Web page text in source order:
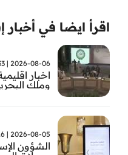
اقرأ ايضا في أخبار
2026-08-06 | 12:33
اخبار
وملك
2026-08-05 | 12:16
الشؤون